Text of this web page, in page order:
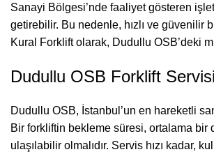
Sanayi Bölgesi’nde faaliyet gösteren
getirebilir. Bu nedenle, hızlı ve güvenilir
Kural Forklift olarak, Dudullu OSB’deki
Dudullu OSB Forklift
Dudullu OSB, İstanbul’un en hareketli
Bir forkliftin bekleme süresi, ortalama bir
ulaşılabilir olmalıdır. Servis hızı kadar,